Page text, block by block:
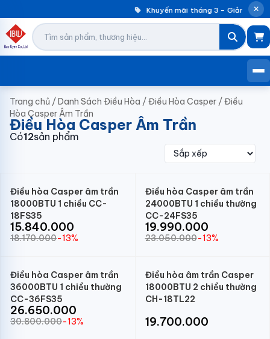
Khuyến mãi tháng 3 – Giảm
Trang chủ /Danh Sách Điều Hòa /Điều Hòa Casper /Điều
Hòa Casper Âm Trần
Điều Hòa Casper Âm Trần
Có12sản phẩm
Điều hòa Casper âm trần
18000BTU 1 chiều CC-
18FS35
15.840.000
18.170.000-13%
Điều hòa Casper âm trần
24000BTU 1 chiều thường
CC-24FS35
19.990.000
23.050.000-13%
Điều hòa Casper âm trần
36000BTU 1 chiều thường
CC-36FS35
26.650.000
30.800.000-13%
Điều hòa âm trần Casper
18000BTU 2 chiều thường
CH-18TL22
19.700.000